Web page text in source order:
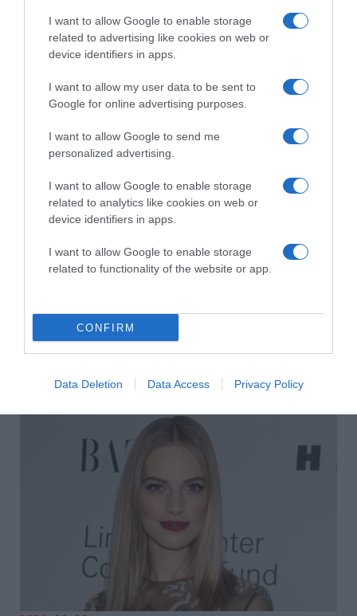
I want to allow Google to enable storage
related to advertising like cookies on web or
device identifiers in apps.
I want to allow my user data to be sent to
Google for online advertising purposes.
I want to allow Google to send me
personalized advertising.
I want to allow Google to enable storage
related to analytics like cookies on web or
device identifiers in apps.
I want to allow Google to enable storage
related to functionality of the website or app.
CONFIRM
Data Deletion Data Access Privacy Policy
2026-08-08.
Takácsatka elleni védekezés kánikulában: így mentheted
meg a növényeidet
Zendaya és Tom Holland luxushotelben tartották a